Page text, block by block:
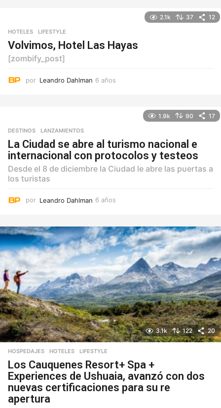
2.1k 37 12
HOTELES ,LIFESTYLE
Volvimos, Hotel Las Hayas
[zombify_post]
por Leandro Dahlman 6 años
1.9k 90 17
DESTINOS ,LANZAMIENTOS
La Ciudad se abre al turismo nacional e
internacional con protocolos y testeos
Desde el 8 de diciembre la Ciudad le abre las puertas a
los turistas
por Leandro Dahlman 6 años
o
s
3.1k 122 20
HOSPEDAJES ,HOTELES ,LIFESTYLE
Los Cauquenes Resort+ Spa +
Experiences de Ushuaia, avanzó con dos
nuevas certificaciones para su re
apertura